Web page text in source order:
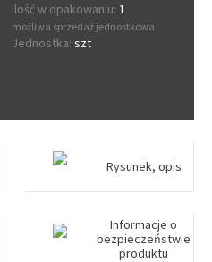
Ilość w opakowaniu: 1
możliwa sprzedaż jednostkowa
Jednostka: szt
Rysunek, opis
Informacje o
bezpieczeństwie
produktu